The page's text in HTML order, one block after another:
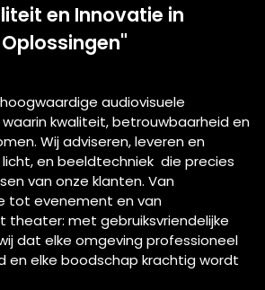
en Innovatie in
audiovisuele
kwaliteit, betrouwbaarheid en
Wij adviseren, leveren en
en beeldtechniek die precies
van onze klanten. Van
tot evenement en van
met gebruiksvriendelijke
dat elke omgeving professioneel
en elke boodschap krachtig wordt